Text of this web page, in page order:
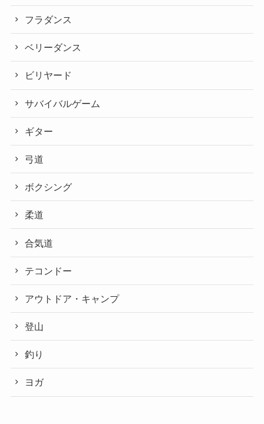
フラダンス
ベリーダンス
ビリヤード
サバイバルゲーム
ギター
弓道
ボクシング
柔道
合気道
テコンドー
アウトドア・キャンプ
登山
釣り
ヨガ